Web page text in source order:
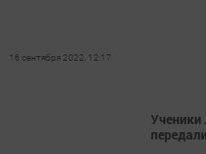
16 сентября 2022, 12:17